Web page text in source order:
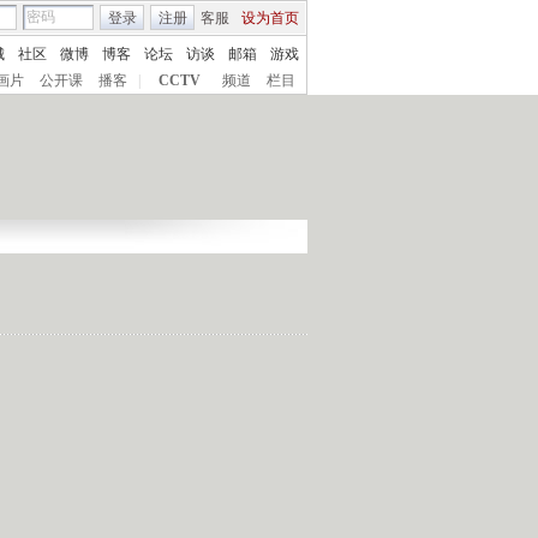
客服 设为首页
登录 注册
社区 微博 博客 论坛 访谈 邮箱
游戏
片
公开课 播客 CCTV 频道 栏目